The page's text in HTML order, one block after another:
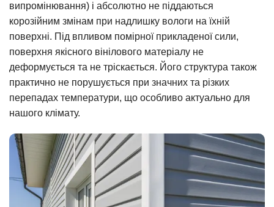
випромінювання) і абсолютно не піддаються
корозійним змінам при надлишку вологи на їхній
поверхні. Під впливом помірної прикладеної сили,
поверхня якісного вінілового матеріалу не
деформується та не тріскається. Його структура також
практично не порушується при значних та різких
перепадах температури, що особливо актуально для
нашого клімату.